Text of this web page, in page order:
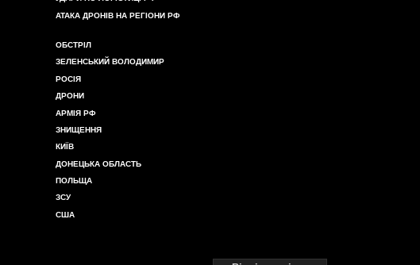
АТАКА ДРОНІВ НА РЕГІОНИ РФ
ОБСТРІЛ
ЗЕЛЕНСЬКИЙ ВОЛОДИМИР
РОСІЯ
ДРОНИ
АРМІЯ РФ
ЗНИЩЕННЯ
КИЇВ
ДОНЕЦЬКА ОБЛАСТЬ
ПОЛЬЩА
ЗСУ
США